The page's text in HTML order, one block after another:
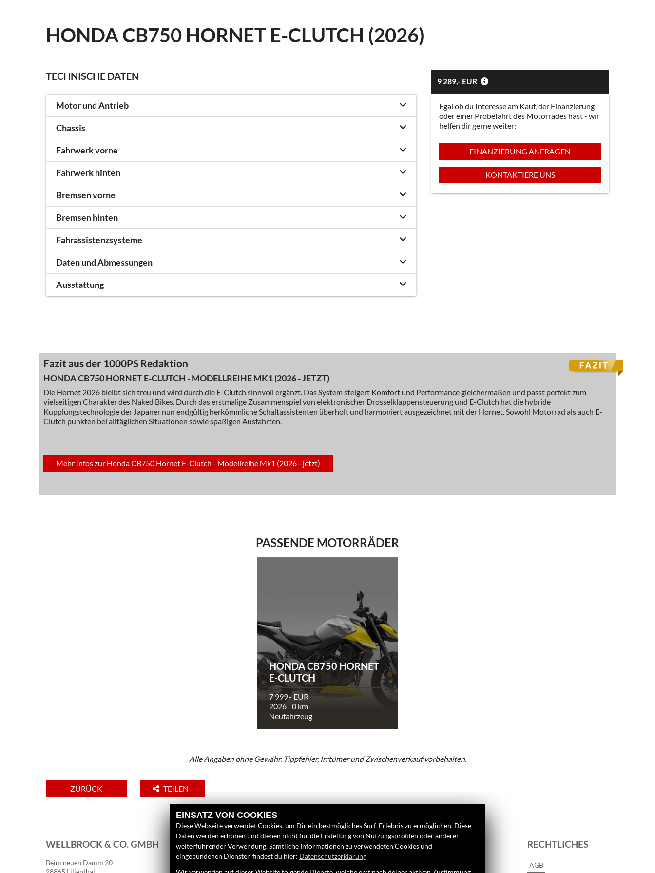
HONDA CB750 HORNET E-CLUTCH (2026)
TECHNISCHE DATEN
Motor und Antrieb
Chassis
Fahrwerk vorne
Fahrwerk hinten
Bremsen vorne
Bremsen hinten
Fahrassistenzsysteme
Daten und Abmessungen
Ausstattung
9 289,- EUR
Egal ob du Interesse am Kauf, der Finanzierung
oder einer Probefahrt des Motorrades hast - wir
helfen dir gerne weiter:
FINANZIERUNG ANFRAGEN
KONTAKTIERE UNS
Fazit aus der 1000PS Redaktion
HONDA CB750 HORNET E-CLUTCH - MODELLREIHE MK1 (2026 - JETZT)
Die Hornet 2026 bleibt sich treu und wird durch die E-Clutch sinnvoll ergänzt. Das System steigert Komfort und Performance gleichermaßen und passt perfekt zum
vielseitigen Charakter des Naked Bikes. Durch das erstmalige Zusammenspiel von elektronischer Drosselklappensteuerung und E-Clutch hat die hybride
Kupplungstechnologie der Japaner nun endgültig herkömmliche Schaltassistenten überholt und harmoniert ausgezeichnet mit der Hornet. Sowohl Motorrad als auch E-
Clutch punkten bei alltäglichen Situationen sowie spaßigen Ausfahrten.
Mehr Infos zur Honda CB750 Hornet E-Clutch - Modellreihe Mk1 (2026 - jetzt)
PASSENDE MOTORRÄDER
HONDA CB750 HORNET
E-CLUTCH
7 999,- EUR
2026 | 0 km
Neufahrzeug
Alle Angaben ohne Gewähr. Tippfehler, Irrtümer und Zwischenverkauf vorbehalten.
ZURÜCK TEILEN
WELLBROCK & CO. GMBH
Beim neuen Damm 20
28865 Lilienthal
LINKS FINDEN SIE UNS RECHTLICHES
AGB
EINSATZ VON COOKIES
Diese Webseite verwendet Cookies, um Dir ein bestmögliches Surf-Erlebnis zu ermöglichen. Diese
Daten werden erhoben und dienen nicht für die Erstellung von Nutzungsprofilen oder anderer
weiterführender Verwendung. Sämtliche Informationen zu verwendeten Cookies und
eingebundenen Diensten findest du hier: Datenschutzerklärung